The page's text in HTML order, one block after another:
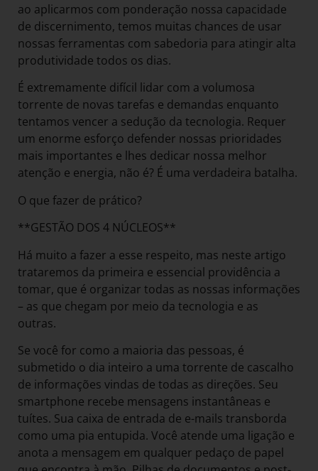
ao aplicarmos com ponderação nossa capacidade
de discernimento, temos muitas chances de usar
nossas ferramentas com sabedoria para atingir alta
produtividade todos os dias.
É extremamente difícil lidar com a volumosa
torrente de novas tarefas e demandas enquanto
tentamos vencer a sedução da tecnologia. Requer
um enorme esforço defender nossas prioridades
mais importantes e lhes dedicar nossa melhor
atenção e energia, não é? É uma verdadeira batalha.
O que fazer de prático?
**GESTÃO DOS 4 NÚCLEOS**
Há muito a fazer a esse respeito, mas neste artigo
trataremos da primeira e essencial providência a
tomar, que é organizar todas as nossas informações
– as que chegam por meio da tecnologia e as
outras.
Se você for como a maioria das pessoas, é
submetido o dia inteiro a uma torrente de cascalho
de informações vindas de todas as direções. Seu
smartphone recebe mensagens instantâneas e
tuítes. Sua caixa de entrada de e-mails transborda
como uma pia entupida. Você atende uma ligação e
anota a mensagem em qualquer pedaço de papel